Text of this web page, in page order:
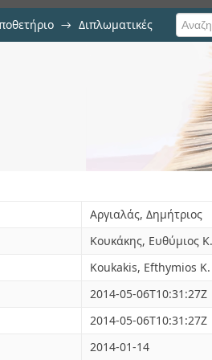
→ Διπλωματικές
με Σκοπό την
Αργιαλάς, Δημήτριος
Κουκάκης, Ευθύμιος Κ.
Koukakis, Efthymios K.
2014-05-06T10:31:27Z
2014-05-06T10:31:27Z
2014-01-14